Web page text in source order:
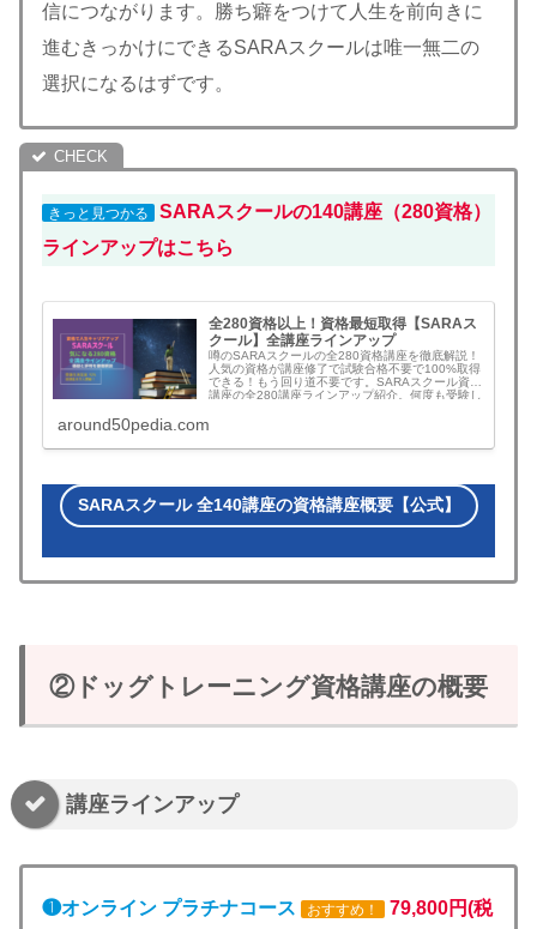
信につながります。勝ち癖をつけて人生を前向きに
進むきっかけにできるSARAスクールは唯一無二の
選択になるはずです。
きっと見つかる
SARAスクールの140講座（280資格）
ラインアップはこちら
全280資格以上！資格最短取得【SARAス
クール】全講座ラインアップ
噂のSARAスクールの全280資格講座を徹底解説！
人気の資格が講座修了で試験合格不要で100%取得
できる！もう回り道不要です。SARAスクール資格
講座の全280講座ラインアップ紹介。何度も受験し
around50pedia.com
SARAスクール 全140講座の資格講座概要【公式】
②ドッグトレーニング資格講座の概要
講座ラインアップ
❶オンライン プラチナコース おすすめ！
79,800円(税